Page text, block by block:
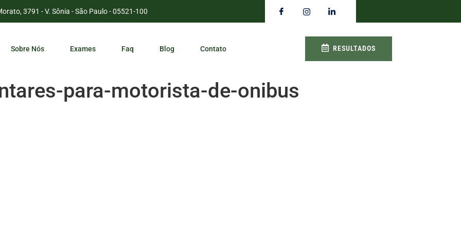
3791 - V. Sônia - São Paulo - 05521-100
Sobre Nós Exames Faq Blog Contato RESULTADOS
para-motorista-de-onibus